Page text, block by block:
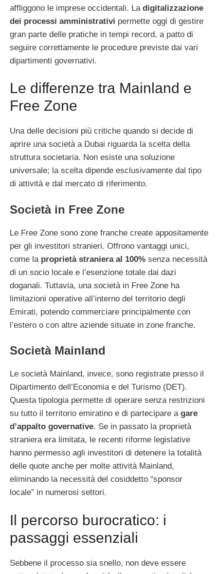
affliggono le imprese occidentali. La digitalizzazione
dei processi amministrativi permette oggi di gestire
gran parte delle pratiche in tempi record, a patto di
seguire correttamente le procedure previste dai vari
dipartimenti governativi.
Le differenze tra Mainland e
Free Zone
Una delle decisioni più critiche quando si decide di
aprire una società a Dubai riguarda la scelta della
struttura societaria. Non esiste una soluzione
universale; la scelta dipende esclusivamente dal tipo
di attività e dal mercato di riferimento.
Società in Free Zone
Le Free Zone sono zone franche create appositamente
per gli investitori stranieri. Offrono vantaggi unici,
come la proprietà straniera al 100% senza necessità
di un socio locale e l’esenzione totale dai dazi
doganali. Tuttavia, una società in Free Zone ha
limitazioni operative all’interno del territorio degli
Emirati, potendo commerciare principalmente con
l’estero o con altre aziende situate in zone franche.
Società Mainland
Le società Mainland, invece, sono registrate presso il
Dipartimento dell’Economia e del Turismo (DET).
Questa tipologia permette di operare senza restrizioni
su tutto il territorio emiratino e di partecipare a gare
d’appalto governative. Se in passato la proprietà
straniera era limitata, le recenti riforme legislative
hanno permesso agli investitori di detenere la totalità
delle quote anche per molte attività Mainland,
eliminando la necessità del cosiddetto “sponsor
locale” in numerosi settori.
Il percorso burocratico: i
passaggi essenziali
Sebbene il processo sia snello, non deve essere